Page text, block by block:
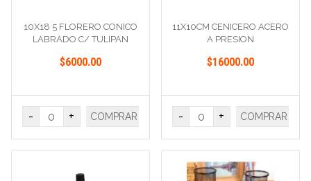
10X18 5 FLORERO CONICO
LABRADO C/ TULIPAN
$6000.00
- + COMPRAR
11X10CM CENICERO ACERO
A PRESION
$16000.00
- + COMPRAR